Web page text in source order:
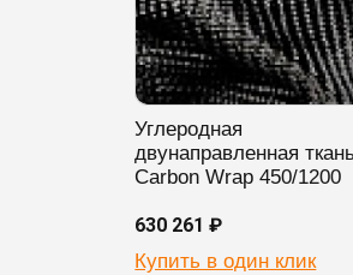
Углеродная
двунаправленная ткань
Carbon Wrap 450/1200
630 261 ₽
Купить в один клик